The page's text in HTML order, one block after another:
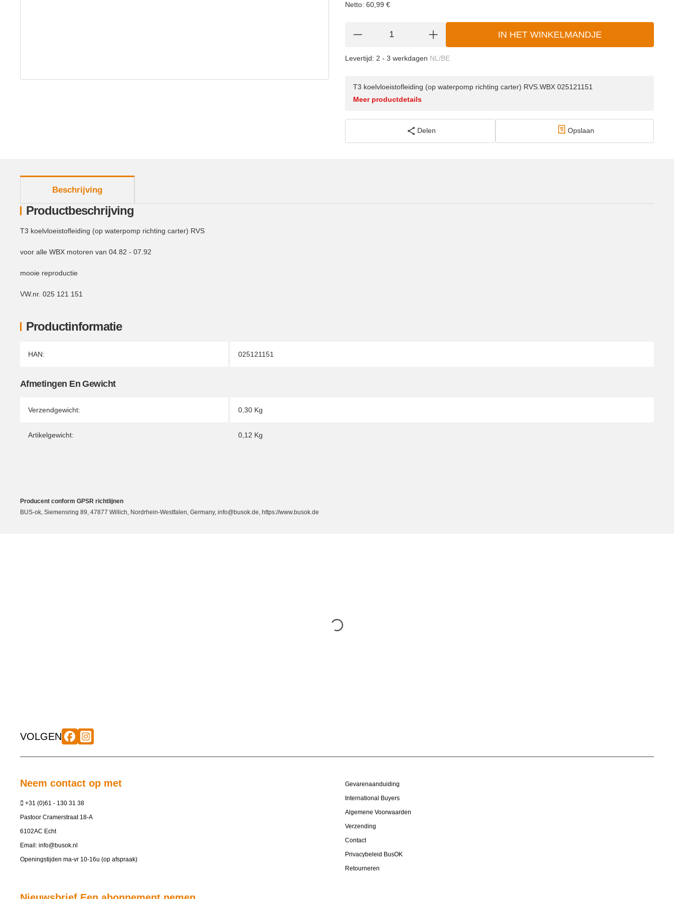
Netto: 60,99 €
IN HET WINKELMANDJE
Levertijd: 2 - 3 werkdagen NL/BE
T3 koelvloeistofleiding (op waterpomp richting carter) RVS.WBX 025121151
Meer productdetails
Delen Opslaan
Beschrijving
Productinformatie
Producteigenschap
Waarde
HAN: 025121151
Afmetingen En Gewicht
Verzendgewicht: 0,30 Kg
Artikelgewicht: 0,12 Kg
Productbeschrijving
T3 koelvloeistofleiding (op waterpomp richting carter) RVS
voor alle WBX motoren van 04.82 - 07.92
mooie reproductie
VW.nr. 025 121 151
Producent conform GPSR richtlijnen
BUS-ok, Siemensring 89, 47877 Willich, Nordrhein-Westfalen, Germany, info@busok.de, https://www.busok.de
VOLGEN
Neem contact op met
+31 (0)61 - 130 31 38
Pastoor Cramerstraat 18-A
6102AC Echt
Email: info@busok.nl
Openingstijden ma-vr 10-16u (op afspraak)
Gevarenaanduiding
International Buyers
Algemene Voorwaarden
Verzending
Contact
Privacybeleid BusOK
Retourneren